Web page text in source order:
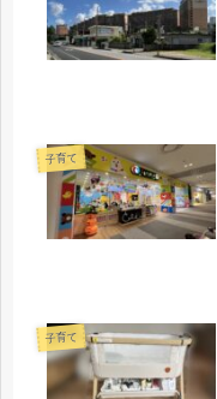
子育て
子育て